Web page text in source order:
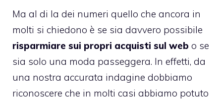
Ma al di la dei numeri quello che ancora in
molti si chiedono è se sia davvero possibile
risparmiare sui propri acquisti sul web o se
sia solo una moda passeggera. In effetti, da
una nostra accurata indagine dobbiamo
riconoscere che in molti casi abbiamo potuto